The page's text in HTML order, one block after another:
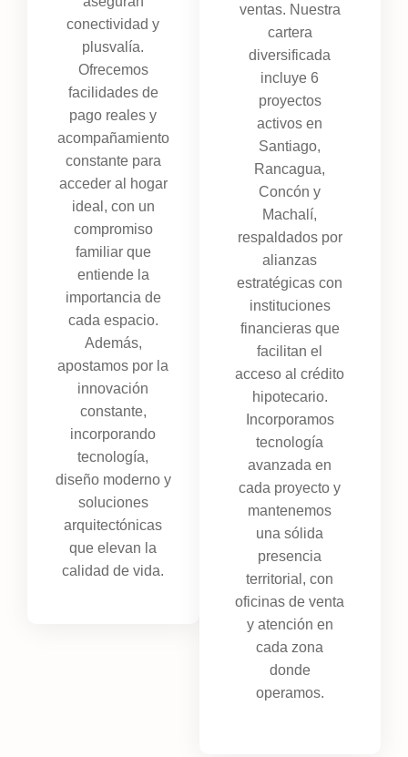
conectividad y
plusvalía.
Ofrecemos
facilidades de
pago reales y
acompañamiento
constante para
acceder al hogar
ideal, con un
compromiso
familiar que
entiende la
importancia de
cada espacio.
Además,
apostamos por la
innovación
constante,
incorporando
tecnología,
diseño moderno y
soluciones
arquitectónicas
que elevan la
calidad de vida.
ventas. Nuestra
cartera
diversificada
incluye 6
proyectos
activos en
Santiago,
Rancagua,
Concón y
Machalí,
respaldados por
alianzas
estratégicas con
instituciones
financieras que
facilitan el
acceso al crédito
hipotecario.
Incorporamos
tecnología
avanzada en
cada proyecto y
mantenemos
una sólida
presencia
territorial, con
oficinas de venta
y atención en
cada zona
donde
operamos.